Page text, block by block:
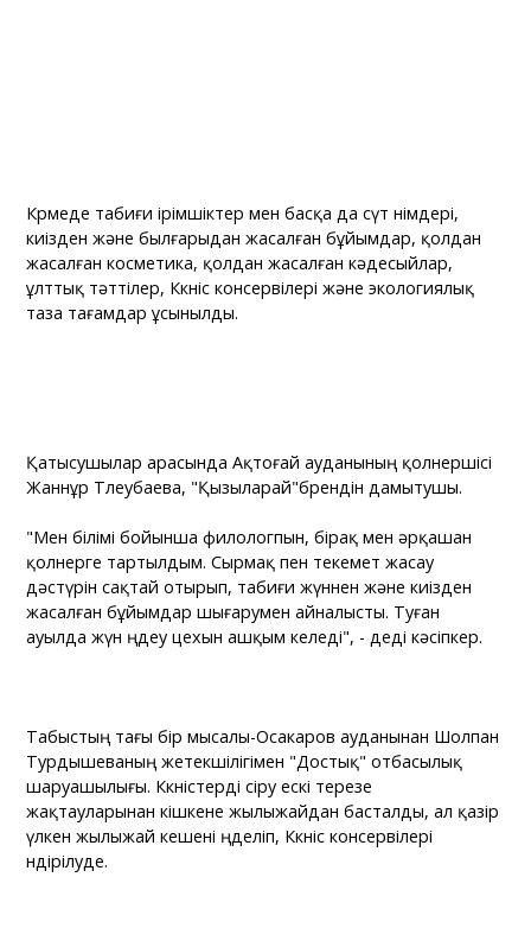
Көрмеде табиғи ірімшіктер мен басқа да сүт өнімдері,
киізден және былғарыдан жасалған бұйымдар, қолдан
жасалған косметика, қолдан жасалған кәдесыйлар,
ұлттық тәттілер, Көкөніс консервілері және экологиялық
таза тағамдар ұсынылды.
Қатысушылар арасында Ақтоғай ауданының қолөнершісі
Жаннұр Төлеубаева, "Қызыларай"брендін дамытушы.
"Мен білімі бойынша филологпын, бірақ мен әрқашан
қолөнерге тартылдым. Сырмақ пен текемет жасау
дәстүрін сақтай отырып, табиғи жүннен және киізден
жасалған бұйымдар шығарумен айналысты. Туған
ауылда жүн өңдеу цехын ашқым келеді", - деді кәсіпкер.
Табыстың тағы бір мысалы-Осакаров ауданынан Шолпан
Турдышеваның жетекшілігімен "Достық" отбасылық
шаруашылығы. Көкөністерді өсіру ескі терезе
жақтауларынан кішкене жылыжайдан басталды, ал қазір
үлкен жылыжай кешені өңделіп, Көкөніс консервілері
өндірілуде.